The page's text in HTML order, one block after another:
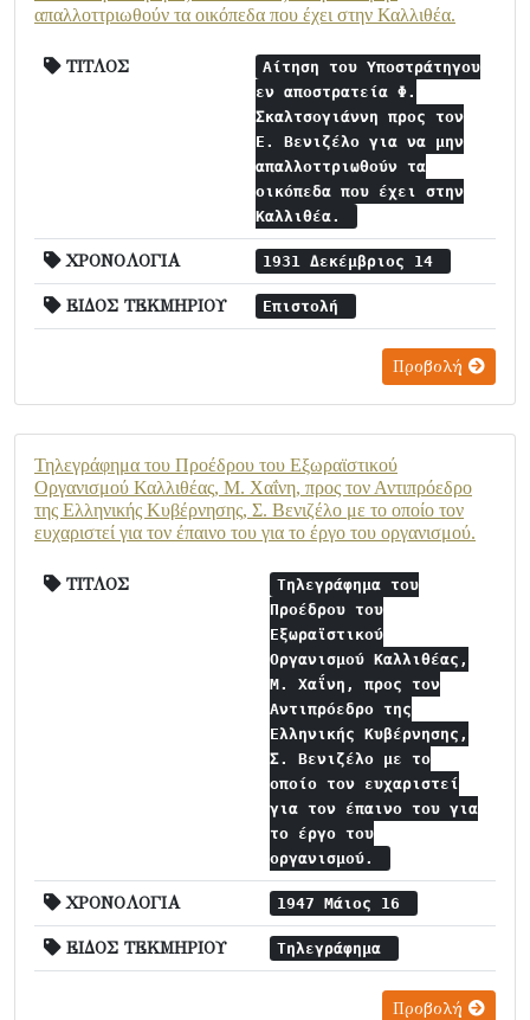
απαλλοττριωθούν τα οικόπεδα που έχει στην Καλλιθέα.
ΤΙΤΛΟΣ
Αίτηση του Υποστράτηγου
εν αποστρατεία Φ.
Σκαλτσογιάννη προς τον
Ε. Βενιζέλο για να μην
απαλλοττριωθούν τα
οικόπεδα που έχει στην
Καλλιθέα.
ΧΡΟΝΟΛΟΓΙΑ 1931 Δεκέμβριος 14
ΕΙΔΟΣ ΤΕΚΜΗΡΙΟΥ Επιστολή
Προβολή
Τηλεγράφημα του Προέδρου του Εξωραϊστικού
Οργανισμού Καλλιθέας, Μ. Χαΐνη, προς τον Αντιπρόεδρο
της Ελληνικής Κυβέρνησης, Σ. Βενιζέλο με το οποίο τον
ευχαριστεί για τον έπαινο του για το έργο του οργανισμού.
ΤΙΤΛΟΣ
Τηλεγράφημα του
Προέδρου του
Εξωραϊστικού
Οργανισμού Καλλιθέας,
Μ. Χαΐνη, προς τον
Αντιπρόεδρο της
Ελληνικής Κυβέρνησης,
Σ. Βενιζέλο με το
οποίο τον ευχαριστεί
για τον έπαινο του για
το έργο του
οργανισμού.
ΧΡΟΝΟΛΟΓΙΑ 1947 Μάιος 16
ΕΙΔΟΣ ΤΕΚΜΗΡΙΟΥ Τηλεγράφημα
Προβολή